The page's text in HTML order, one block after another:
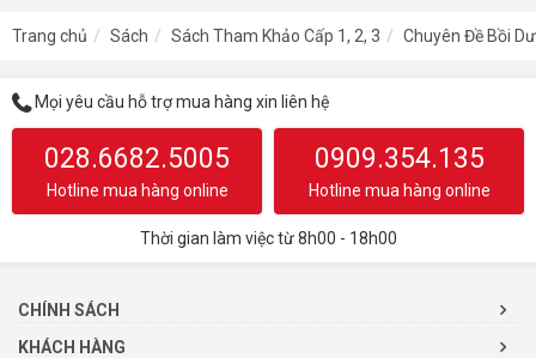
Trang chủ Sách Sách Tham Khảo Cấp 1, 2, 3 Chuyên Đề Bồi
Mọi yêu cầu hỗ trợ mua hàng xin liên hệ
028.6682.5005
Hotline mua hàng online
0909.354.135
Hotline mua hàng online
Thời gian làm việc từ 8h00 - 18h00
CHÍNH SÁCH
KHÁCH HÀNG